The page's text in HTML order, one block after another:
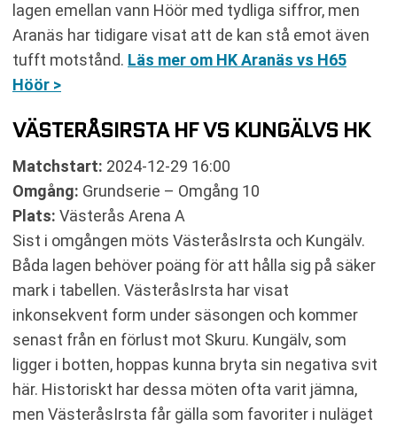
lagen emellan vann Höör med tydliga siffror, men
Aranäs har tidigare visat att de kan stå emot även
tufft motstånd. Läs mer om HK Aranäs vs H65
Höör >
VÄSTERÅSIRSTA HF VS KUNGÄLVS HK
Matchstart: 2024-12-29 16:00
Omgång: Grundserie – Omgång 10
Plats: Västerås Arena A
Sist i omgången möts VästeråsIrsta och Kungälv.
Båda lagen behöver poäng för att hålla sig på säker
mark i tabellen. VästeråsIrsta har visat
inkonsekvent form under säsongen och kommer
senast från en förlust mot Skuru. Kungälv, som
ligger i botten, hoppas kunna bryta sin negativa svit
här. Historiskt har dessa möten ofta varit jämna,
men VästeråsIrsta får gälla som favoriter i nuläget